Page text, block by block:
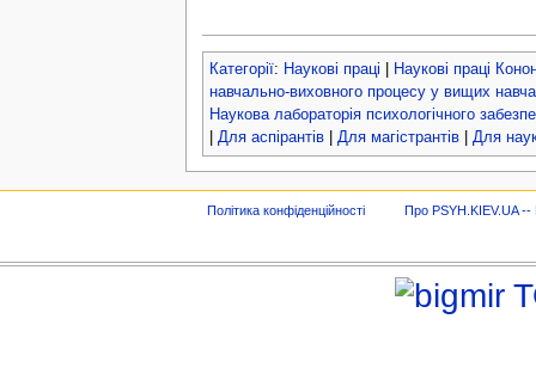
Категорії: Наукові праці
Наукові праці
навчально-виховного процесу у вищих
Наукова лабораторія психологічного
Для аспірантів| Для магістрантів| Для
Політика конфіденційності Про PSYH.KIEV.UA --